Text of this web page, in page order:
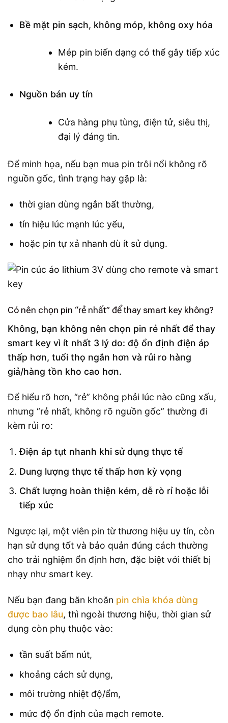
Bề mặt pin sạch, không móp, không oxy hóa
Mép pin biến dạng có thể gây tiếp xúc
kém.
Nguồn bán uy tín
Cửa hàng phụ tùng, điện tử, siêu thị,
đại lý đáng tin.
Để minh họa, nếu bạn mua pin trôi nổi không rõ
nguồn gốc, tình trạng hay gặp là:
thời gian dùng ngắn bất thường,
tín hiệu lúc mạnh lúc yếu,
hoặc pin tự xả nhanh dù ít sử dụng.
Có nên chọn pin “rẻ nhất” để thay smart key không?
Không, bạn không nên chọn pin rẻ nhất để thay
smart key vì ít nhất 3 lý do: độ ổn định điện áp
thấp hơn, tuổi thọ ngắn hơn và rủi ro hàng
giả/hàng tồn kho cao hơn.
Để hiểu rõ hơn, “rẻ” không phải lúc nào cũng xấu,
nhưng “rẻ nhất, không rõ nguồn gốc” thường đi
kèm rủi ro:
Điện áp tụt nhanh khi sử dụng thực tế
Dung lượng thực tế thấp hơn kỳ vọng
Chất lượng hoàn thiện kém, dễ rò rỉ hoặc lỗi
tiếp xúc
Ngược lại, một viên pin từ thương hiệu uy tín, còn
hạn sử dụng tốt và bảo quản đúng cách thường
cho trải nghiệm ổn định hơn, đặc biệt với thiết bị
nhạy như smart key.
Nếu bạn đang băn khoăn pin chìa khóa dùng
được bao lâu, thì ngoài thương hiệu, thời gian sử
dụng còn phụ thuộc vào:
tần suất bấm nút,
khoảng cách sử dụng,
môi trường nhiệt độ/ẩm,
mức độ ổn định của mạch remote.